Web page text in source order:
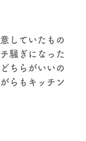
していたもの
騒ぎになった
ちらがいいの
らもキッチン